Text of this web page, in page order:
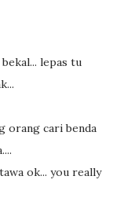
lepas tu
orang cari benda
ok... you really